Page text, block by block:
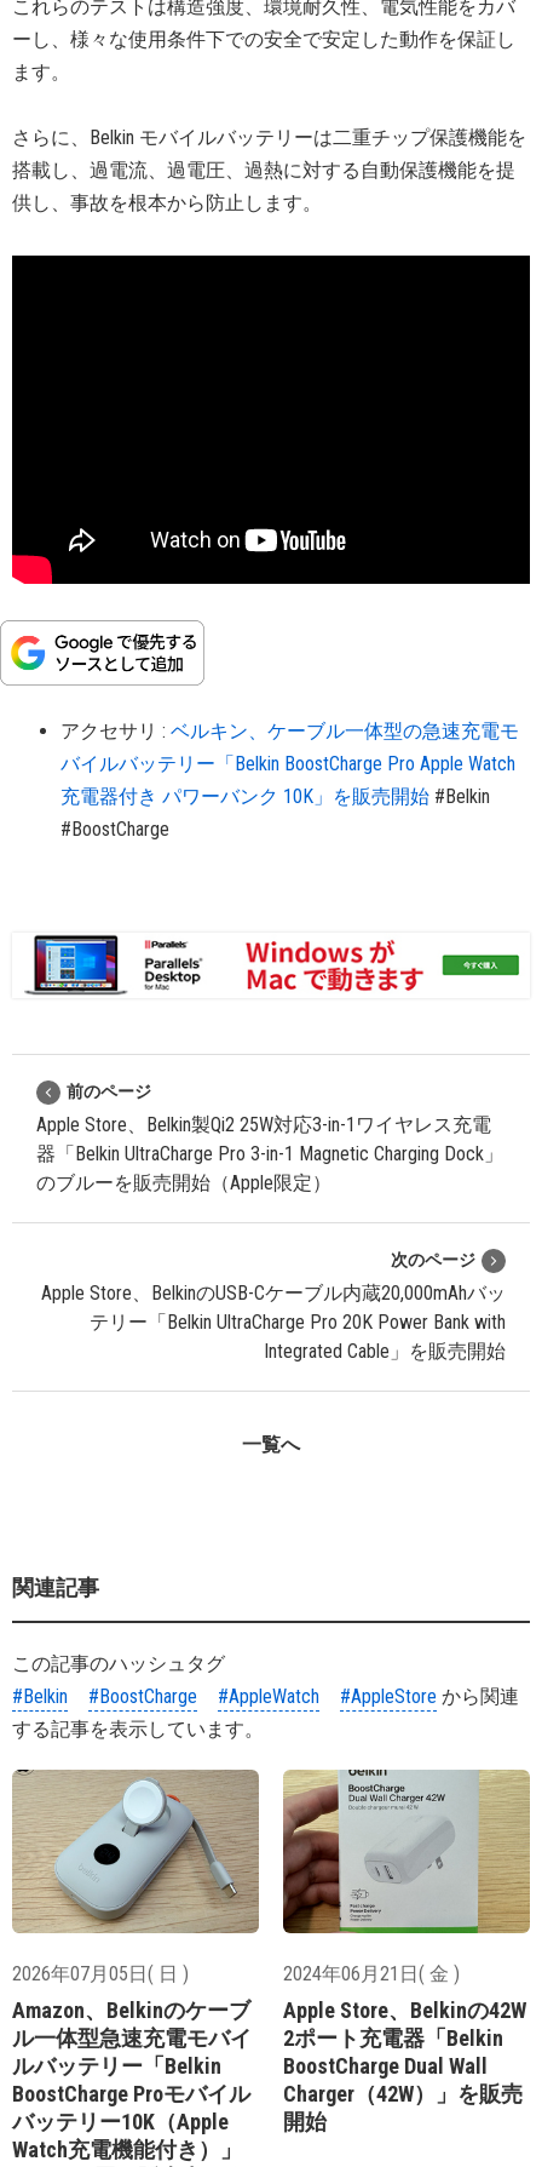
これらのテストは構造強度、環境耐久性、電気性能をカバ
ーし、様々な使用条件下での安全で安定した動作を保証し
ます。
さらに、Belkin モバイルバッテリーは二重チップ保護機能を
搭載し、過電流、過電圧、過熱に対する自動保護機能を提
供し、事故を根本から防止します。
アクセサリ : ベルキン、ケーブル一体型の急速充電モ
バイルバッテリー「Belkin BoostCharge Pro Apple Watch
充電器付き パワーバンク 10K」を販売開始 #Belkin
#BoostCharge
前のページ
Apple Store、Belkin製Qi2 25W対応3-in-1ワイヤレス充電
器「Belkin UltraCharge Pro 3-in-1 Magnetic Charging Dock」
のブルーを販売開始（Apple限定）
次のページ
Apple Store、BelkinのUSB-Cケーブル内蔵20,000mAhバッ
テリー「Belkin UltraCharge Pro 20K Power Bank with
Integrated Cable」を販売開始
一覧へ
関連記事
この記事のハッシュタグ
#Belkin
#BoostCharge #AppleWatch #AppleStore から関連
する記事を表示しています。
2026年07月05日( 日 )
Amazon、Belkinのケーブ
ル一体型急速充電モバイ
ルバッテリー「Belkin
BoostCharge Proモバイル
バッテリー10K（Apple
Watch充電機能付き）」
2024年06月21日( 金 )
Apple Store、Belkinの42W
2ポート充電器「Belkin
BoostCharge Dual Wall
Charger（42W）」を販売
開始